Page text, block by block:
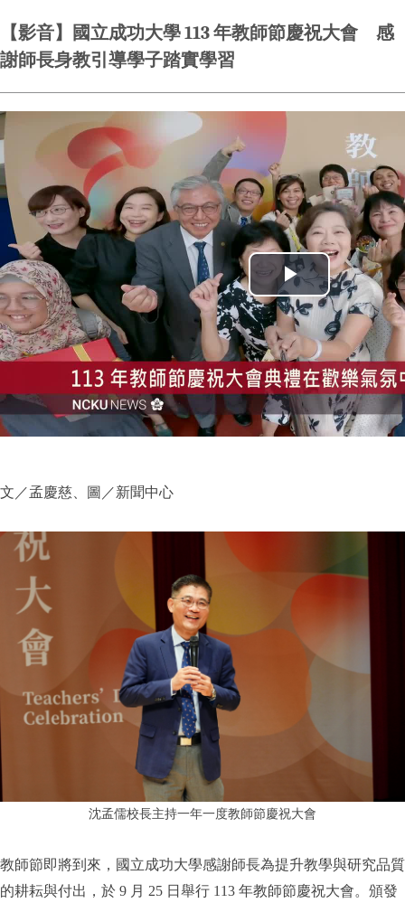
【影音】國立成功大學 113 年教師節慶祝大會 感
謝師長身教引導學子踏實學習
文／孟慶慈、圖／新聞中心
沈孟儒校長主持一年一度教師節慶祝大會
教師節即將到來，國立成功大學感謝師長為提升教學與研究品質
的耕耘與付出，於 9 月 25 日舉行 113 年教師節慶祝大會。頒發